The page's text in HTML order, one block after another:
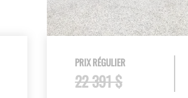
PRIX RÉGULIER
22 391 $